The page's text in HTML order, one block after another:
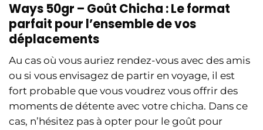
Ways 50gr – Goût Chicha : Le format
parfait pour l’ensemble de vos
déplacements
Au cas où vous auriez rendez-vous avec des amis
ou si vous envisagez de partir en voyage, il est
fort probable que vous voudrez vous offrir des
moments de détente avec votre chicha. Dans ce
cas, n’hésitez pas à opter pour le goût pour